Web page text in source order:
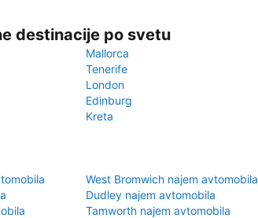
destinacije po svetu
Mallorca
Tenerife
London
Edinburg
Kreta
West Bromwich najem avtomobila
Dudley najem avtomobila
Tamworth najem avtomobila